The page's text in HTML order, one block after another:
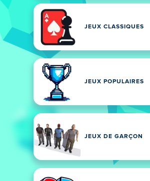
JEUX CLASSIQUES
JEUX POPULAIRES
JEUX DE GARÇON